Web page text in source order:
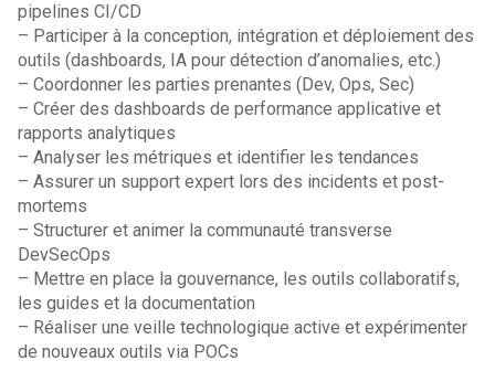
pipelines CI/CD
– Participer à la conception, intégration et déploiement des
outils (dashboards, IA pour détection d’anomalies, etc.)
– Coordonner les parties prenantes (Dev, Ops, Sec)
– Créer des dashboards de performance applicative et
rapports analytiques
– Analyser les métriques et identifier les tendances
– Assurer un support expert lors des incidents et post-
mortems
– Structurer et animer la communauté transverse
DevSecOps
– Mettre en place la gouvernance, les outils collaboratifs,
les guides et la documentation
– Réaliser une veille technologique active et expérimenter
de nouveaux outils via POCs